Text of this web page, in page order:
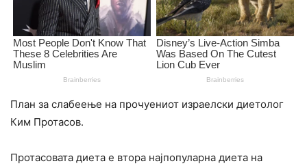
План за слабеење на прочуениот израелски диетолог
Ким Протасов.
Протасовата диета е втора најпопуларна диета на